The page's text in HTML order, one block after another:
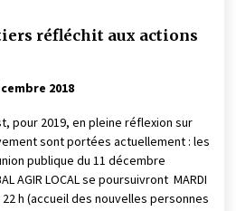
réfléchit aux actions
2018
pour 2019, en pleine réflexion sur
sont portées actuellement : les
publique du 11 décembre
AGIR LOCAL se poursuivront MARDI
22 h (accueil des nouvelles personnes